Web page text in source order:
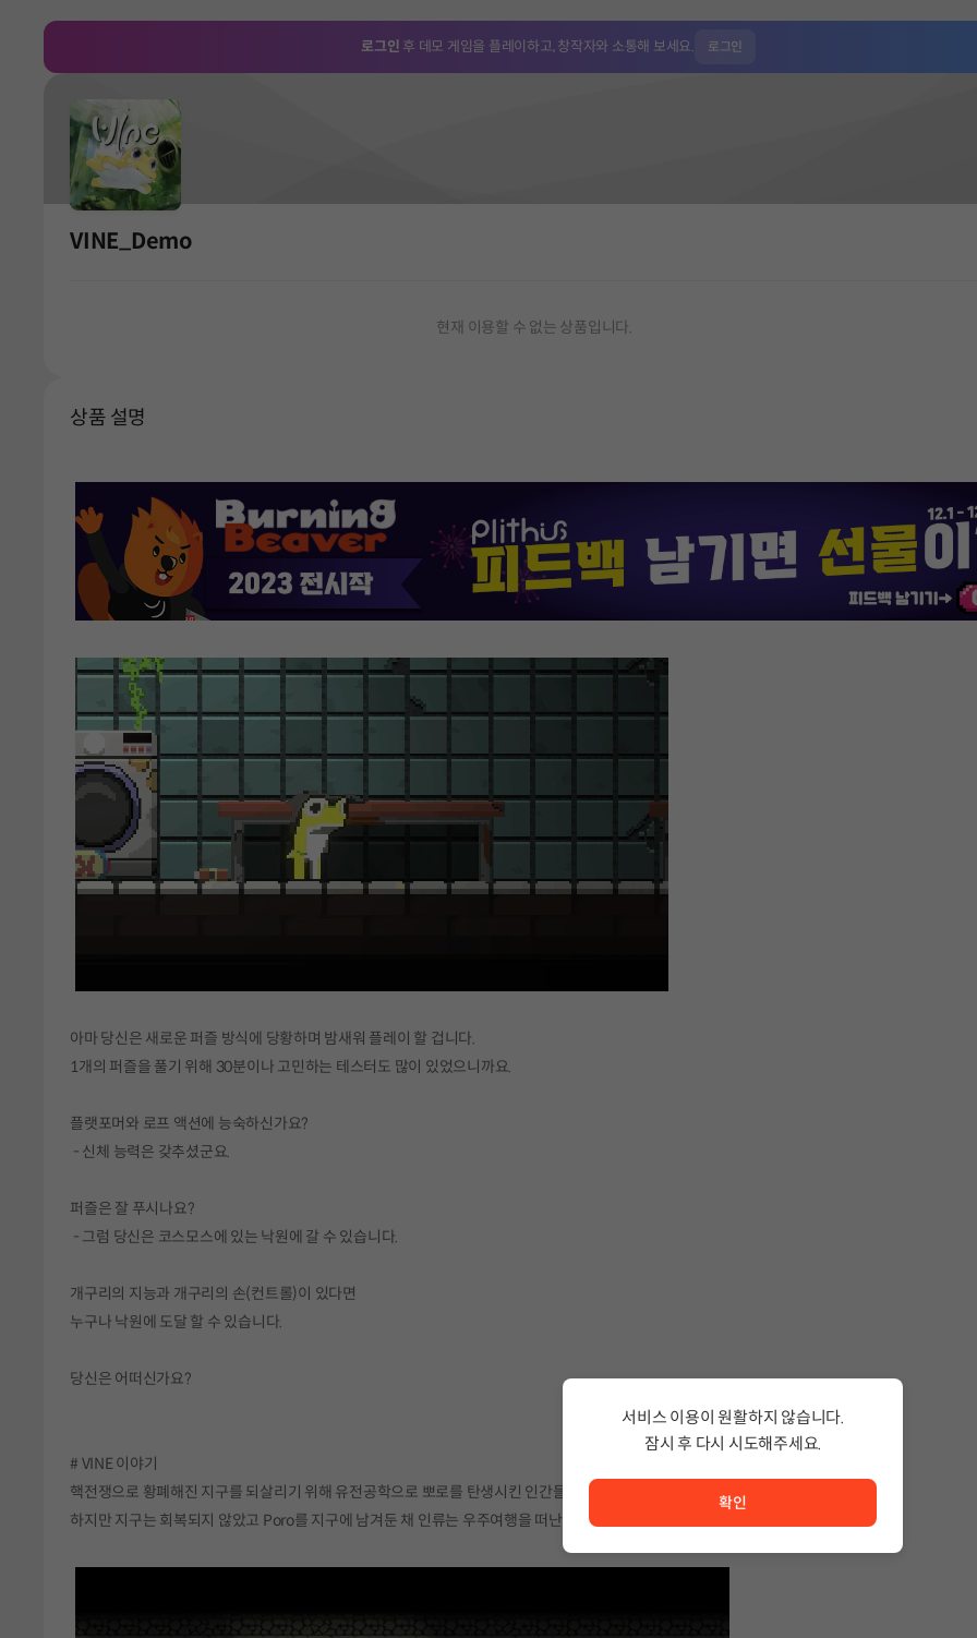
로그인 후 데모 게임을 플레이하고,창작자와 소통해 보세요. 로그인
VINE_Demo
현재 이용할 수 없는 상품입니다.
상품 설명
아마 당신은 새로운 퍼즐 방식에 당황하며 밤새워 플레이 할 겁니다.
1개의 퍼즐을 풀기 위해 30분이나 고민하는 테스터도 많이 있었으니까요.
플랫포머와 로프 액션에 능숙하신가요?
- 신체 능력은 갖추셨군요.
퍼즐은 잘 푸시나요?
- 그럼 당신은 코스모스에 있는 낙원에 갈 수 있습니다.
개구리의 지능과 개구리의 손(컨트롤)이 있다면
누구나 낙원에 도달 할 수 있습니다.
당신은 어떠신가요?
# VINE 이야기
핵전쟁으로 황폐해진 지구를 되살리기 위해 유전공학으로 뽀로를 탄생시킨 인간들,
하지만 지구는 회복되지 않았고 Poro를 지구에 남겨둔 채 인류는 우주여행을 떠난다.
서비스 이용이 원활하지 않습니다.
잠시 후 다시 시도해주세요.
확인